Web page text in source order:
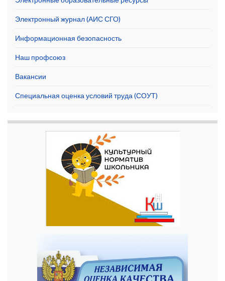
Электронный журнал (АИС СГО)
Информационная безопасность
Наш профсоюз
Вакансии
Специальная оценка условий труда (СОУТ)